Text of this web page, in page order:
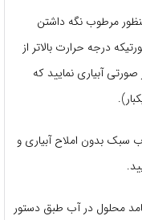
مرطوب نگه داشتن
درجه حرارت بالاتر از
صورتی آبیاری نمایید که
سبک بدون املاح آبیاری و
محلول در آب طبق دستور